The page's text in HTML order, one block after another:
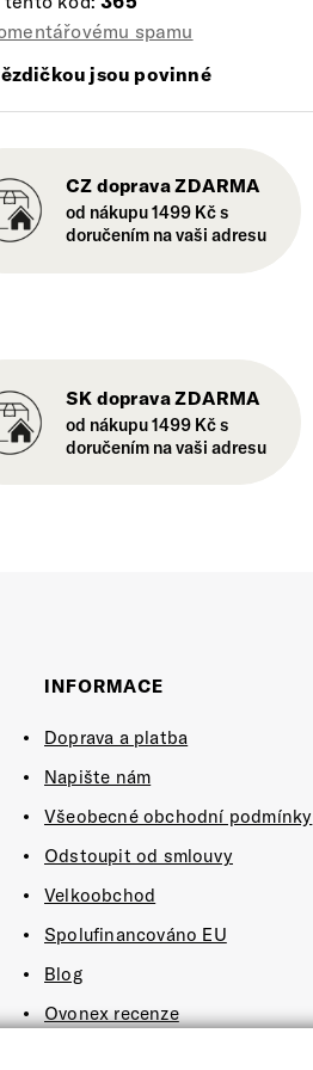
spamu
jsou povinné
CZ doprava ZDARMA
od nákupu 1499 Kč s
doručením na vaši adresu
SK doprava ZDARMA
od nákupu 1499 Kč s
doručením na vaši adresu
INFORMACE
Doprava a platba
Napište nám
Všeobecné obchodní podmínky
Odstoupit od smlouvy
Velkoobchod
Spolufinancováno EU
Blog
Ovonex recenze